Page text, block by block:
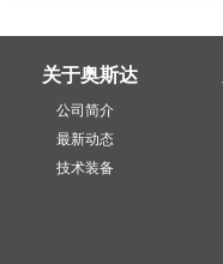
关于奥斯达
公司简介
最新动态
技术装备